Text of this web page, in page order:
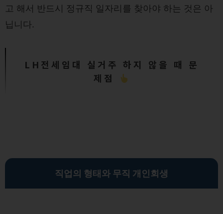
고 해서 반드시 정규직 일자리를 찾아야 하는 것은 아
닙니다.
LH전세임대 실거주 하지 않을 때 문
제점
직업의 형태와 무직 개인회생